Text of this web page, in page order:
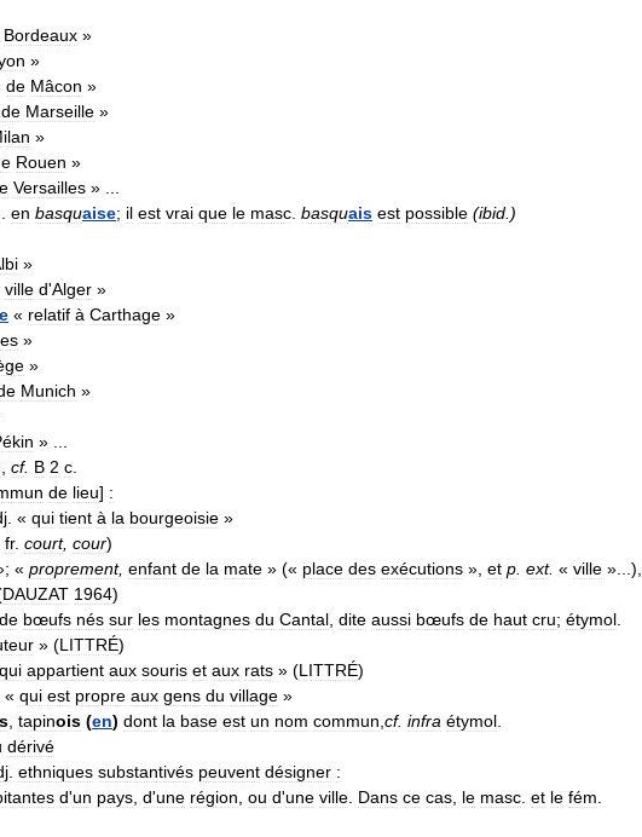
Bordeaux »
»
de Mâcon »
de Marseille »
»
Rouen »
Versailles » ...
en basquaise; il est vrai que le masc basquais est possible (ibid .)
»
ville d'Alger »
« relatif à Carthage »
»
»
Munich »
» ...
cf. B 2 c
de lieu] :
. « qui tient à la bourgeoisie »
fr. court, cour)
« proprement, enfant de la mate » (« place des exécutions », et p ext. « ville »...),
DAUZAT 1964)
de bœufs nés sur les montagnes du Cantal dite aussi bœufs de haut cru; étymol
» (LITTRÉ)
qui appartient aux souris et aux rats » (LITTRÉ)
. « qui est propre aux gens du village »
tapinois (en) dont la base est un nom commun cf. infra étymol
dérivé
ethniques substantivés peuvent désigner :
d'un pays d'une région ou d'une ville Dans ce cas le masc et le fém